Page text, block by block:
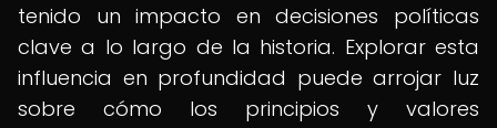
tenido un impacto en decisiones políticas
clave a lo largo de la historia. Explorar esta
influencia en profundidad puede arrojar luz
sobre cómo los principios y valores